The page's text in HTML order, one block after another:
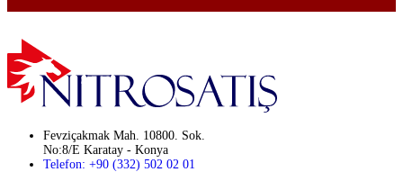
Fevziçakmak Mah. 10800. Sok.
No:8/E Karatay - Konya
Telefon: +90 (332) 502 02 01